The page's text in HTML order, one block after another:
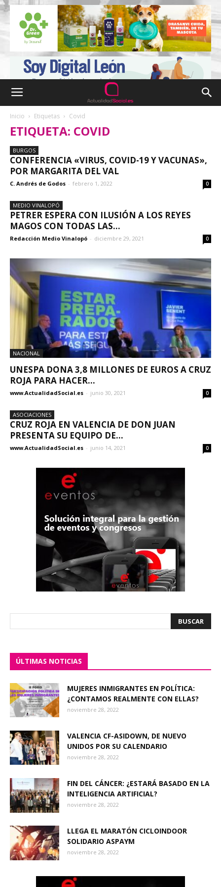
Inicio Etiquetas Covid
ETIQUETA: COVID
BURGOS
CONFERENCIA «VIRUS, COVID-19 Y VACUNAS»,
POR MARGARITA DEL VAL
C. Andrés de Godos - febrero 1, 2022 0
MEDIO VINALOPÓ
PETRER ESPERA CON ILUSIÓN A LOS REYES
MAGOS CON TODAS LAS...
Redacción Medio Vinalopó - diciembre 29, 2021 0
NACIONAL
UNESPA DONA 3,8 MILLONES DE EUROS A CRUZ
ROJA PARA HACER...
www.ActualidadSocial.es - junio 30, 2021 0
ASOCIACIONES
CRUZ ROJA EN VALENCIA DE DON JUAN
PRESENTA SU EQUIPO DE...
www.ActualidadSocial.es - junio 14, 2021 0
ÚLTIMAS NOTICIAS
MUJERES INMIGRANTES EN POLÍTICA:
¿CONTAMOS REALMENTE CON ELLAS?
noviembre 28, 2022
VALENCIA CF-ASIDOWN, DE NUEVO
UNIDOS POR SU CALENDARIO
noviembre 28, 2022
FIN DEL CÁNCER: ¿ESTARÁ BASADO EN LA
INTELIGENCIA ARTIFICIAL?
noviembre 28, 2022
LLEGA EL MARATÓN CICLOINDOOR
SOLIDARIO ASPAYM
noviembre 28, 2022